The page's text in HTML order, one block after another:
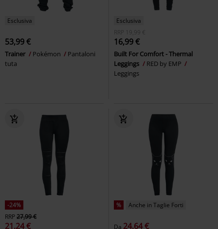
Esclusiva
53,99 €
Trainer Pokémon
Pantaloni
tuta
Esclusiva
RRP
19,99 €
16,99 €
Built For Comfort - Thermal
Leggings
RED by EMP
Leggings
-24%
RRP27,99 €
21,24 €
% Anche in Taglie Forti
Da 24,64 €